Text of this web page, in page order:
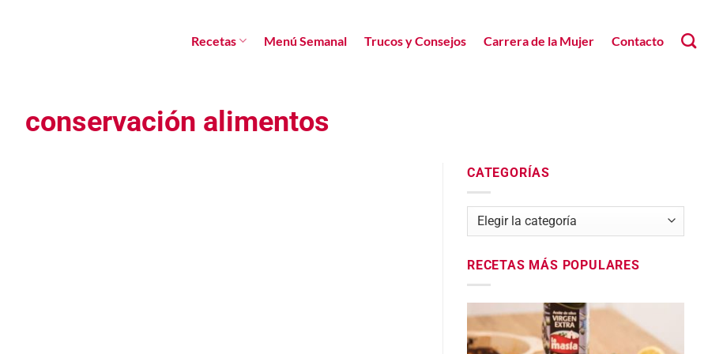
Recetas Menú Semanal Trucos y Consejos Carrera de la Mujer Contacto
conservación alimentos
CATEGORÍAS
Categorías
RECETAS MÁS POPULARES